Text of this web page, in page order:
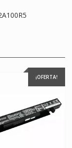
¡OFERTA!